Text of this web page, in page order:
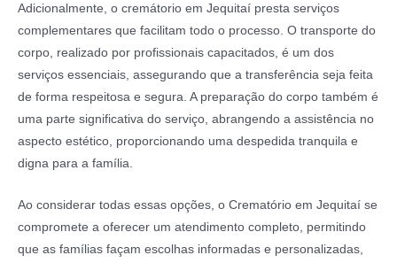
Adicionalmente, o cremátorio em Jequitaí presta serviços
complementares que facilitam todo o processo. O transporte do
corpo, realizado por profissionais capacitados, é um dos
serviços essenciais, assegurando que a transferência seja feita
de forma respeitosa e segura. A preparação do corpo também é
uma parte significativa do serviço, abrangendo a assistência no
aspecto estético, proporcionando uma despedida tranquila e
digna para a família.
Ao considerar todas essas opções, o Crematório em Jequitaí se
compromete a oferecer um atendimento completo, permitindo
que as famílias façam escolhas informadas e personalizadas,